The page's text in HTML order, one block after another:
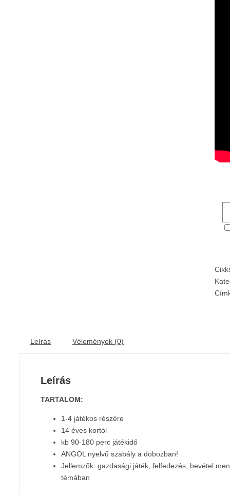
Leírás Vélemények (0)
Leírás
TARTALOM:
1-4 játékos részére
14 éves kortól
kb 90-180 perc játékidő
ANGOL nyelvű szabály a dobozban!
Jellemzők: gazdasági játék, felfedezés, bevétel
témában